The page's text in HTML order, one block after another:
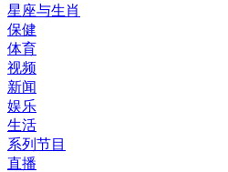
星座与生肖
保健
体育
视频
新闻
娱乐
生活
系列节目
直播